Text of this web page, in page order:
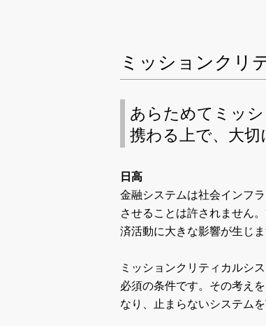
ミッションクリ
あらためてミッ
携わる上で、大切
日高
金融システムは社会インフ
させることは許されません
済活動に大きな影響が生じま
ミッションクリティカルシ
必須の条件です。その考え
なり、止まらないシステム